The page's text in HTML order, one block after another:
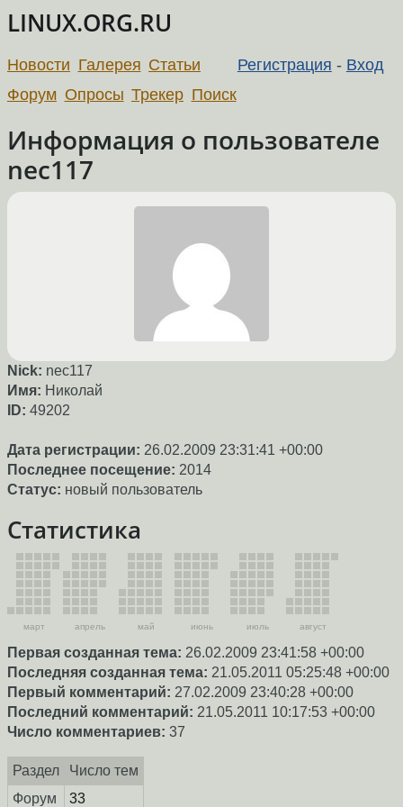
LINUX.ORG.RU
Регистрация - Вход
Новости Галерея Статьи
Форум Опросы Трекер Поиск
Информация о пользователе
nec117
Nick: nec117
Имя: Николай
ID: 49202
Дата регистрации: 26.02.2009 23:31:41 +00:00
Последнее посещение: 2014
Статус: новый пользователь
Статистика
март апрель май июнь июль август
Первая созданная тема: 26.02.2009 23:41:58 +00:00
Последняя созданная тема: 21.05.2011 05:25:48 +00:00
Первый комментарий: 27.02.2009 23:40:28 +00:00
Последний комментарий: 21.05.2011 10:17:53 +00:00
Число комментариев: 37
Раздел
Число тем
Форум
33